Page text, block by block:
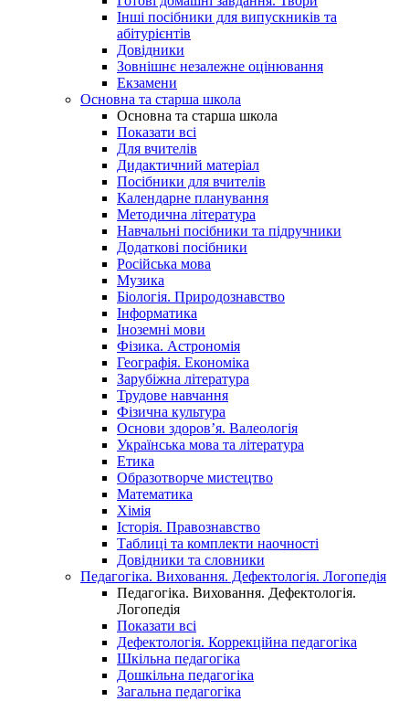
Інші посібники для випускників та
абітурієнтів
Довідники
Зовнішнє незалежне оцінювання
Екзамени
Основна та старша школа
Основна та старша школа
Показати всі
Для вчителів
Дидактичний матеріал
Посібники для вчителів
Календарне планування
Методична література
Навчальні посібники та підручники
Додаткові посібники
Російська мова
Музика
Біологія. Природознавство
Інформатика
Іноземні мови
Фізика. Астрономія
Географія. Економіка
Зарубіжна література
Трудове навчання
Фізична культура
Основи здоров’я. Валеологія
Українська мова та література
Етика
Образотворче мистецтво
Математика
Хімія
Історія. Правознавство
Таблиці та комплекти наочності
Довідники та словники
Педагогіка. Виховання. Дефектологія. Логопедія
Педагогіка. Виховання. Дефектологія.
Логопедія
Показати всі
Дефектологія. Коррекційна педагогіка
Шкільна педагогіка
Дошкільна педагогіка
Загальна педагогіка